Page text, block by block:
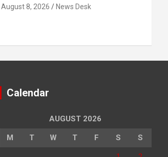
August 8, 2026 News Desk
Calendar
AUGUST 2026
M T W T F S S